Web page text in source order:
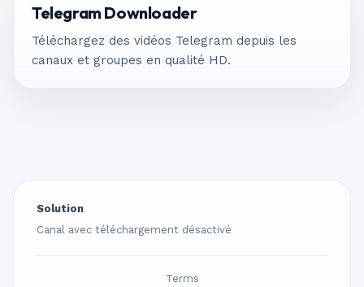
Telegram Downloader
Téléchargez des vidéos Telegram depuis les
canaux et groupes en qualité HD.
Solution
Canal avec téléchargement désactivé
Terms